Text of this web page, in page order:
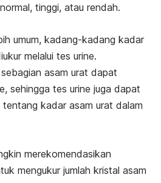
tinggi, atau rendah.
umum, kadang-kadang kadar
melalui tes urine.
asam urat dapat
sehingga tes urine juga dapat
kadar asam urat dalam
merekomendasikan
mengukur jumlah kristal asam